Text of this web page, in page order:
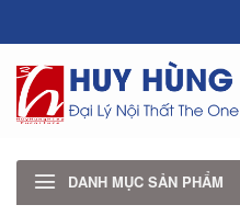
nội
dung
DANH MỤC SẢN PHẨM